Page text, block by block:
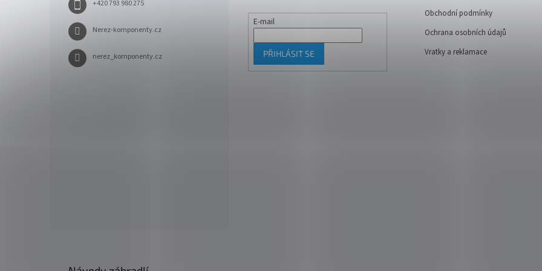
+420 793 980 275
Nerez-komponenty.cz
nerez_komponenty.cz
E-mail
PŘIHLÁSIT SE
Obchodní podmínky
Ochrana osobních údajů
Vratky a reklamace